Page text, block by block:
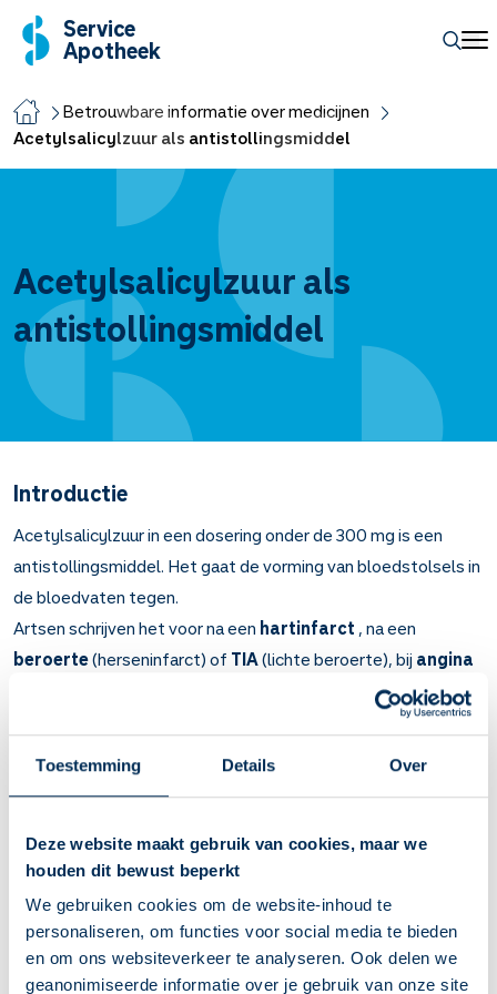
Toestemming Details Over
Deze website maakt gebruik van cookies, maar we
houden dit bewust beperkt
We gebruiken cookies om de website-inhoud te
personaliseren, om functies voor social media te bieden
en om ons websiteverkeer te analyseren. Ook delen we
geanonimiseerde informatie over je gebruik van onze site
Service
Apotheek
Betrouwbare informatie over medicijnen
Acetylsalicylzuur als antistollingsmiddel
Acetylsalicylzuur als
antistollingsmiddel
Introductie
Acetylsalicylzuur in een dosering onder de 300 mg is een
antistollingsmiddel. Het gaat de vorming van bloedstolsels in
de bloedvaten tegen.
Artsen schrijven het voor na een hartinfarct , na een
beroerte(herseninfarct) of TIA(lichte beroerte), bij angina
tromboseen bij
Belangrijk om te weten over Acetylsalicylzuur
als antistollingsmiddel
Acetylsalicylzuur (aspirine) zorgt ervoor dat bloed minder
makkelijk samenklontert (antistollingsmedicijn). Hierdoor
heeft u minder kans op trombose (bloedstolsel).
Om trombose te voorkomen. Bijvoorbeeld na een
hartinfarct, een beroerte (herseninfarct of TIA), bij angina
pectoris (hartkramp), en bepaalde hartritmestoornissen.